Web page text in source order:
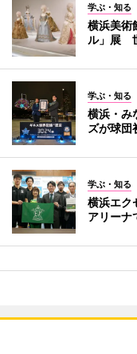
学ぶ・知る
横浜美術
ル」展
学ぶ・知る
横浜・み
ズが球団
学ぶ・知る
横浜エク
アリーナ